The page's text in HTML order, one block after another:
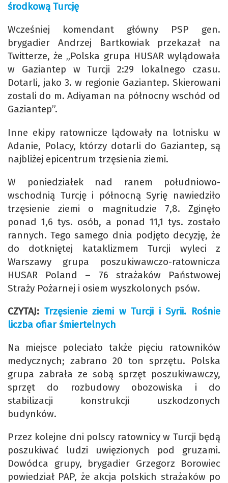
środkową Turcję
Wcześniej komendant główny PSP gen.
brygadier Andrzej Bartkowiak przekazał na
Twitterze, że „Polska grupa HUSAR wylądowała
w Gaziantep w Turcji 2:29 lokalnego czasu.
Dotarli, jako 3. w regionie Gaziantep. Skierowani
zostali do m. Adiyaman na północny wschód od
Gaziantep”.
Inne ekipy ratownicze lądowały na lotnisku w
Adanie, Polacy, którzy dotarli do Gaziantep, są
najbliżej epicentrum trzęsienia ziemi.
W poniedziałek nad ranem południowo-
wschodnią Turcję i północną Syrię nawiedziło
trzęsienie ziemi o magnitudzie 7,8. Zginęło
ponad 1,6 tys. osób, a ponad 11,1 tys. zostało
rannych. Tego samego dnia podjęto decyzję, że
do dotkniętej kataklizmem Turcji wyleci z
Warszawy grupa poszukiwawczo-ratownicza
HUSAR Poland – 76 strażaków Państwowej
Straży Pożarnej i osiem wyszkolonych psów.
CZYTAJ: Trzęsienie ziemi w Turcji i Syrii. Rośnie
liczba ofiar śmiertelnych
Na miejsce poleciało także pięciu ratowników
medycznych; zabrano 20 ton sprzętu. Polska
grupa zabrała ze sobą sprzęt poszukiwawczy,
sprzęt do rozbudowy obozowiska i do
stabilizacji konstrukcji uszkodzonych
budynków.
Przez kolejne dni polscy ratownicy w Turcji będą
poszukiwać ludzi uwięzionych pod gruzami.
Dowódca grupy, brygadier Grzegorz Borowiec
powiedział PAP, że akcja polskich strażaków po